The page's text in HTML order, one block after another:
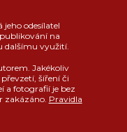
odesílatel
na
dalšímu využití.
Jakékoliv
šíření či
a fotografií je bez
zakázáno. Pravidla